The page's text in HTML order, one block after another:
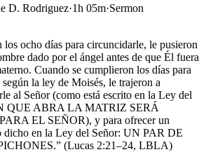
D. Rodriguez·1h 05m·Sermon
los ocho días para circuncidarle, le pusieron
dado por el ángel antes de que Él fuera
Cuando se cumplieron los días para
la ley de Moisés, le trajeron a
al Señor (como está escrito en la Ley del
QUE ABRA LA MATRIZ SERÁ
EL SEÑOR), y para ofrecer un
dicho en la Ley del Señor: UN PAR DE
(Lucas 2:21–24, LBLA)